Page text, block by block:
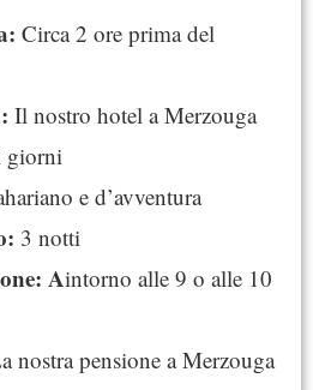
Circa 2 ore prima del
Il nostro hotel a Merzouga
giorni
e d’avventura
3 notti
Aintorno alle 9 o alle 10
nostra pensione a Merzouga